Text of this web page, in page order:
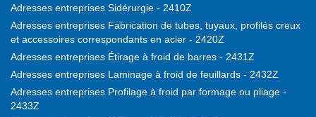
Adresses entreprises Sidérurgie - 2410Z
Adresses entreprises Fabrication de tubes, tuyaux, profilés creux
et accessoires correspondants en acier - 2420Z
Adresses entreprises Étirage à froid de barres - 2431Z
Adresses entreprises Laminage à froid de feuillards - 2432Z
Adresses entreprises Profilage à froid par formage ou pliage -
2433Z